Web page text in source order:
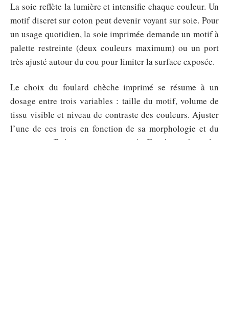
La soie reflète la lumière et intensifie chaque couleur. Un
motif discret sur coton peut devenir voyant sur soie. Pour
un usage quotidien, la soie imprimée demande un motif à
palette restreinte (deux couleurs maximum) ou un port
très ajusté autour du cou pour limiter la surface exposée.
Le choix du foulard chèche imprimé se résume à un
dosage entre trois variables : taille du motif, volume de
tissu visible et niveau de contraste des couleurs. Ajuster
l’une de ces trois en fonction de sa morphologie et du
contexte suffit à porter un imprimé affirmé sans basculer